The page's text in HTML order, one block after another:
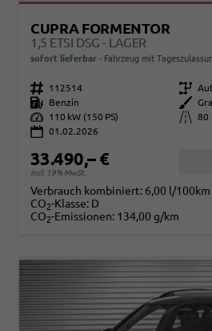
CUPRA FORMENTOR
1,5 ETSI DSG - LAGER
sofort lieferbar Fahrzeug mit
Fahrzeugnr. 112514 Getriebe
Kraftstoff
Benzin Außenfarbe
Leistung
110 kW (150 PS) Kilometerstand
80
01.02.2026
33.490,– €
incl. 19% MwSt.
Verbrauch kombiniert: 6,00 l/100km
CO2-Klasse: D
CO2-Emissionen: 134,00 g/km